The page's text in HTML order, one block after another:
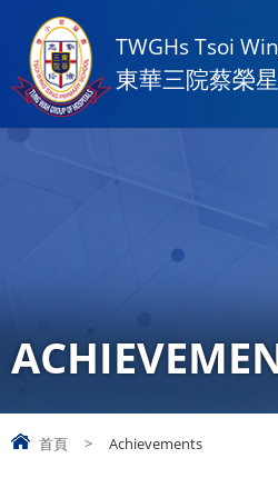
TWGHs Tsoi
東華三院蔡榮
首頁 > Achievements